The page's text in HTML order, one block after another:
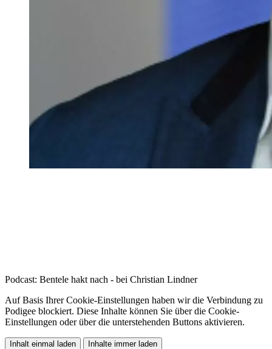
Podcast: Bentele hakt nach - bei Christian Lindner
Auf Basis Ihrer Cookie-Einstellungen haben wir die Verbindung zu
Podigee blockiert. Diese Inhalte können Sie über die Cookie-
Einstellungen oder über die unterstehenden Buttons aktivieren.
Inhalt einmal laden Inhalte immer laden